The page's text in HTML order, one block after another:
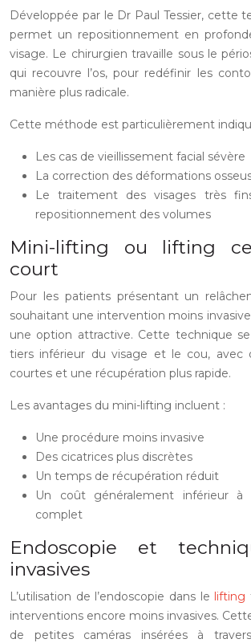
Développée par le Dr Paul Tessier, cette
permet un repositionnement en
visage. Le chirurgien travaille sous le
qui recouvre l’os, pour redéfinir les
manière plus radicale.
Cette méthode est particulièrement
Les cas de vieillissement facial sévère
La correction des déformations
Le traitement des visages très
repositionnement des volumes
Mini-lifting ou lifting
court
Pour les patients présentant un
souhaitant une intervention moins
une option attractive. Cette technique
tiers inférieur du visage et le cou, avec
courtes et une récupération plus rapide.
Les avantages du mini-lifting incluent :
Une procédure moins invasive
Des cicatrices plus discrètes
Un temps de récupération réduit
Un coût généralement inférieur à
complet
Endoscopie et
invasives
L’utilisation de l’endoscopie dans le lifting
interventions encore moins invasives.
de petites caméras insérées à